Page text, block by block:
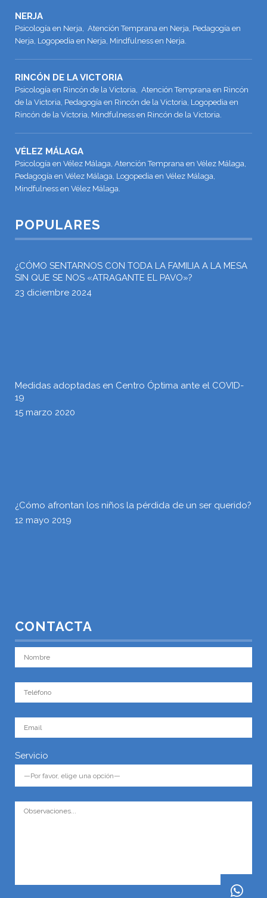
NERJA
Psicología en Nerja, Atención Temprana en Nerja, Pedagogía en
Nerja, Logopedia en Nerja, Mindfulness en Nerja.
RINCÓN DE LA VICTORIA
Psicología en Rincón de la Victoria, Atención Temprana en Rincón
de la Victoria, Pedagogía en Rincón de la Victoria, Logopedia en
Rincón de la Victoria, Mindfulness en Rincón de la Victoria.
VÉLEZ MÁLAGA
Psicología en Vélez Málaga, Atención Temprana en Vélez Málaga,
Pedagogía en Vélez Málaga, Logopedia en Vélez Málaga,
Mindfulness en Vélez Málaga.
POPULARES
¿CÓMO SENTARNOS CON TODA LA FAMILIA A LA MESA
SIN QUE SE NOS «ATRAGANTE EL PAVO»?
23 diciembre 2024
Medidas adoptadas en Centro Óptima ante el COVID-
19
15 marzo 2020
¿Cómo afrontan los niños la pérdida de un ser querido?
12 mayo 2019
CONTACTA
Servicio